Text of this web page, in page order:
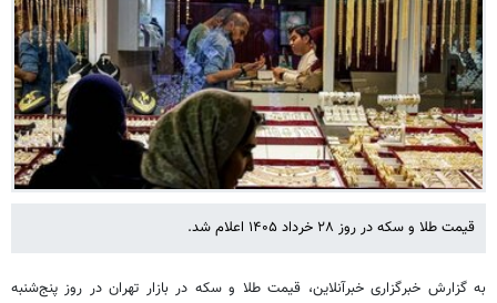
قیمت طلا و سکه در روز ۲۸ خرداد ۱۴۰۵ اعلام شد.
به گزارش خبرگزاری خبرآنلاین، قیمت طلا و سکه در بازار تهران در روز پنج‌شنبه